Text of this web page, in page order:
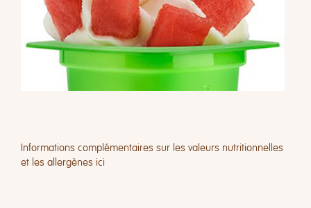
Informations complémentaires sur les valeurs nutritionnelles
et les allergènes ici